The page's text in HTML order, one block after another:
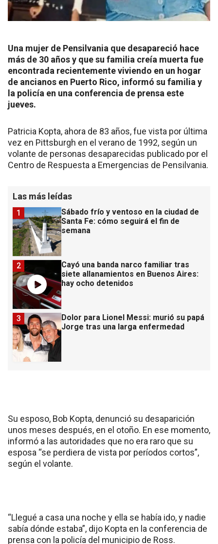
Una mujer de Pensilvania que desapareció hace
más de 30 años y que su familia creía muerta fue
encontrada recientemente viviendo en un hogar
de ancianos en Puerto Rico, informó su familia y
la policía en una conferencia de prensa este
jueves.
Patricia Kopta, ahora de 83 años, fue vista por última
vez en Pittsburgh en el verano de 1992, según un
volante de personas desaparecidas publicado por el
Centro de Respuesta a Emergencias de Pensilvania.
Las más leídas
Sábado frío y ventoso en la ciudad de
Santa Fe: cómo seguirá el fin de
semana
1
Cayó una banda narco familiar tras
siete allanamientos en Buenos Aires:
hay ocho detenidos
2
Dolor para Lionel Messi: murió su papá
Jorge tras una larga enfermedad
3
Su esposo, Bob Kopta, denunció su desaparición
unos meses después, en el otoño. En ese momento,
informó a las autoridades que no era raro que su
esposa “se perdiera de vista por períodos cortos”,
según el volante.
“Llegué a casa una noche y ella se había ido, y nadie
sabía dónde estaba”, dijo Kopta en la conferencia de
prensa con la policía del municipio de Ross.